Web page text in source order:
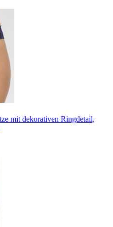
mit dekorativen Ringdetail,